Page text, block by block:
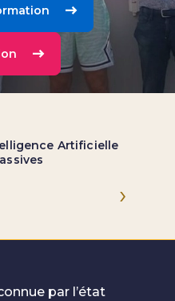
Artificielle
›
par l’état